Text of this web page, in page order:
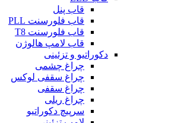
قاب پنل
قاب فلورسنت PLL
قاب فلورسنت T8
قاب لامپ هالوژن
دکوراتیو و تزئینی
چراغ چشمی
چراغ سقفی لوکس
چراغ سقفی
چراغ ریلی
سرپیچ دکوراتیو